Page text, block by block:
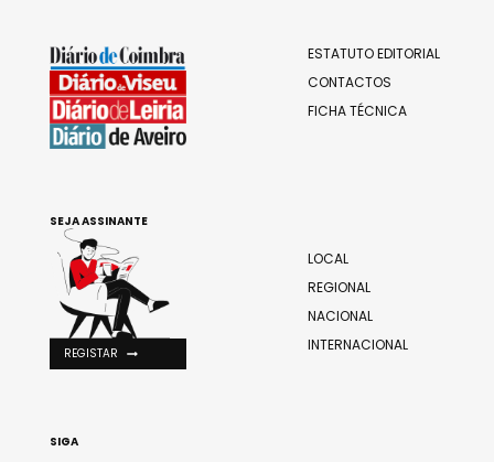
ESTATUTO EDITORIAL
CONTACTOS
FICHA TÉCNICA
LOCAL
REGIONAL
NACIONAL
INTERNACIONAL
SEJA ASSINANTE
REGISTAR
SIGA